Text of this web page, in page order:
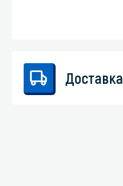
Доставка